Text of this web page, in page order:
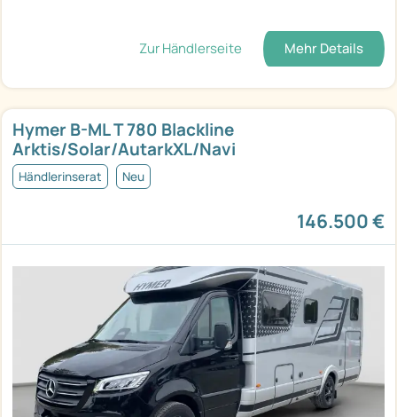
Zur Händlerseite Mehr Details
Hymer B-ML T 780 Blackline
Arktis/Solar/AutarkXL/Navi
Händlerinserat Neu
146.500 €